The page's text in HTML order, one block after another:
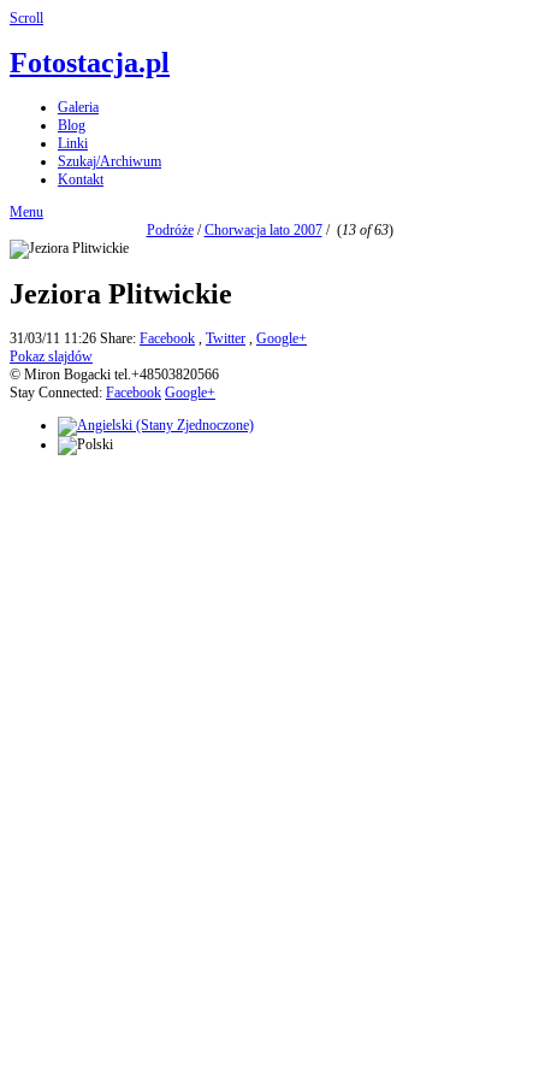
Scroll
Fotostacja.pl
Galeria
Blog
Linki
Szukaj/Archiwum
Kontakt
Menu
Podróże/Chorwacja lato 2007/ (13 of 63)
Jeziora Plitwickie
31/03/11 11:26 Share: Facebook , Twitter , Google+
Pokaz slajdów
© Miron Bogacki tel.+48503820566
Stay Connected: Facebook Google+